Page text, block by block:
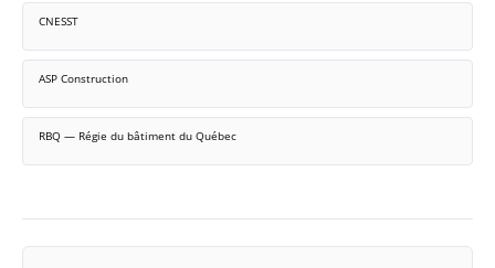
CNESST
ASP Construction
RBQ — Régie du bâtiment du Québec